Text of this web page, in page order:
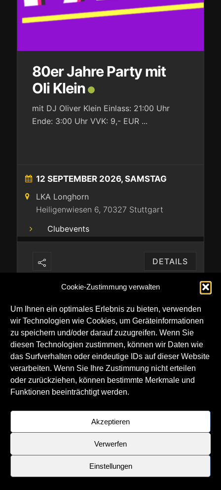
Cookie-Zustimmung verwalten
Um Ihnen ein optimales Erlebnis zu bieten, verwenden
wir Technologien wie Cookies, um Geräteinformationen
zu speichern und/oder darauf zuzugreifen. Wenn Sie
diesen Technologien zustimmen, können wir Daten wie
das Surfverhalten oder eindeutige IDs auf dieser Website
verarbeiten. Wenn Sie Ihre Zustimmung nicht erteilen
oder zurückziehen, können bestimmte Merkmale und
Funktionen beeinträchtigt werden.
Akzeptieren
Verwerfen
Einstellungen
80er Jahre Party mit
Oli Klein
mit DJ Oliver Klein Einlass: 21:00 Uhr
Ende: 3:00 Uhr VVK: 9,- EUR ...
12 SEPTEMBER 2026, SAMSTAG
LKA Longhorn
Heiligenwiesen 6, 70327 Stuttgart
Clubevents
DETAILS